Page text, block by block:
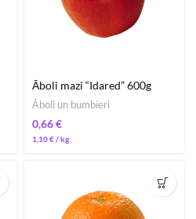
Āboli mazi “Idared” 600g
Āboli un bumbieri
€
1,10€/